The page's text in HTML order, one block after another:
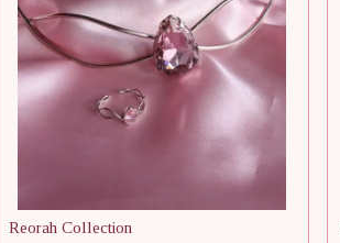
Reorah Collection